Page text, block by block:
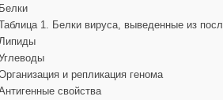
Белки
Таблица 1. Белки вируса, выведенные из
и репликация генома
свойства